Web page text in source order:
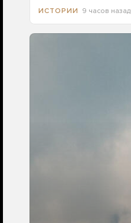
ИСТОРИИ 9 часов назад